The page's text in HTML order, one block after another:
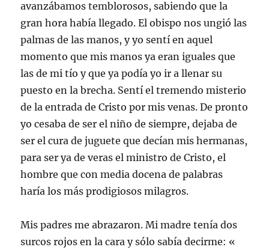
avanzábamos temblorosos, sabiendo que la
gran hora había llegado. El obispo nos ungió las
palmas de las manos, y yo sentí en aquel
momento que mis manos ya eran iguales que
las de mi tío y que ya podía yo ir a llenar su
puesto en la brecha. Sentí el tremendo misterio
de la entrada de Cristo por mis venas. De pronto
yo cesaba de ser el niño de siempre, dejaba de
ser el cura de juguete que decían mis hermanas,
para ser ya de veras el ministro de Cristo, el
hombre que con media docena de palabras
haría los más prodigiosos milagros.
Mis padres me abrazaron. Mi madre tenía dos
surcos rojos en la cara y sólo sabía decirme: «